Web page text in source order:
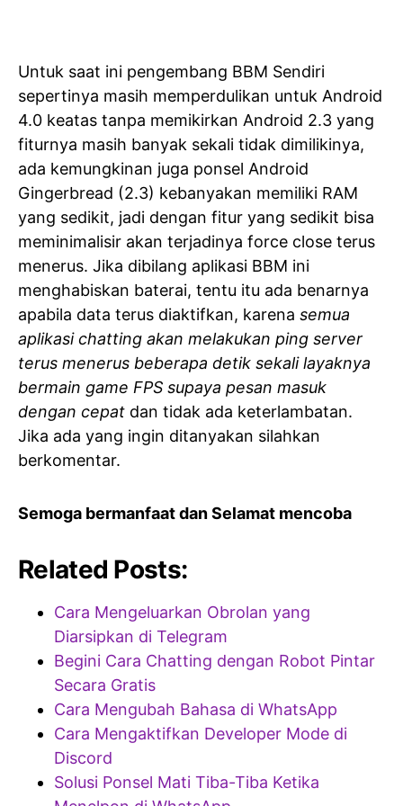
Untuk saat ini pengembang BBM Sendiri
sepertinya masih memperdulikan untuk Android
4.0 keatas tanpa memikirkan Android 2.3 yang
fiturnya masih banyak sekali tidak dimilikinya,
ada kemungkinan juga ponsel Android
Gingerbread (2.3) kebanyakan memiliki RAM
yang sedikit, jadi dengan fitur yang sedikit bisa
meminimalisir akan terjadinya force close terus
menerus. Jika dibilang aplikasi BBM ini
menghabiskan baterai, tentu itu ada benarnya
apabila data terus diaktifkan, karena semua
aplikasi chatting akan melakukan ping server
terus menerus beberapa detik sekali layaknya
bermain game FPS supaya pesan masuk
dengan cepat dan tidak ada keterlambatan.
Jika ada yang ingin ditanyakan silahkan
berkomentar.
Semoga bermanfaat dan Selamat mencoba
Related Posts:
Cara Mengeluarkan Obrolan yang
Diarsipkan di Telegram
Begini Cara Chatting dengan Robot Pintar
Secara Gratis
Cara Mengubah Bahasa di WhatsApp
Cara Mengaktifkan Developer Mode di
Discord
Solusi Ponsel Mati Tiba-Tiba Ketika